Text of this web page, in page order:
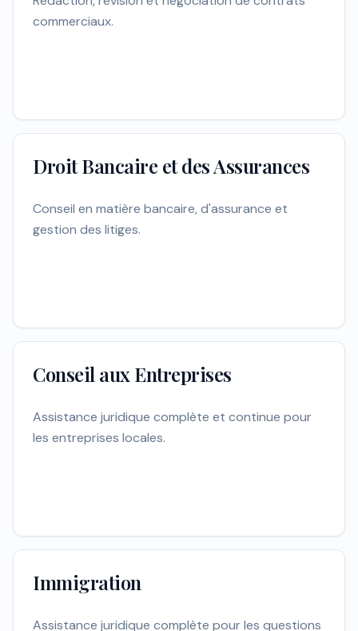
commerciaux.
Droit Bancaire et des Assurances
Conseil en matière bancaire, d'assurance et
gestion des litiges.
Conseil aux Entreprises
Assistance juridique complète et continue pour
les entreprises locales.
Immigration
Assistance juridique complète pour les questions